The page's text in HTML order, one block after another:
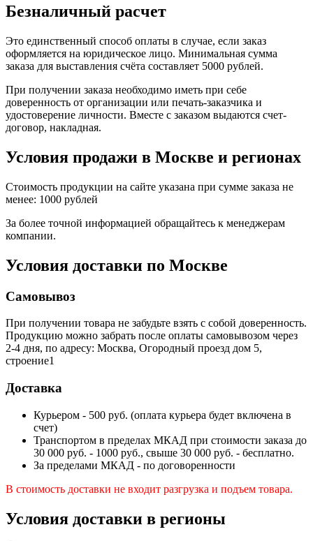
Безналичный расчет
Это единственный способ оплаты в случае, если заказ
оформляется на юридическое лицо. Минимальная сумма
заказа для выставления счёта составляет 5000 рублей.
При получении заказа необходимо иметь при себе
доверенность от организации или печать-заказчика и
удостоверение личности. Вместе с заказом выдаются счет-
договор, накладная.
Условия продажи в Москве и регионах
Стоимость продукции на сайте указана при сумме заказа не
менее: 1000 рублей
За более точной информацией обращайтесь к менеджерам
компании.
Условия доставки по Москве
Самовывоз
При получении товара не забудьте взять с собой доверенность.
Продукцию можно забрать после оплаты самовывозом через
2-4 дня, по адресу: Москва, Огородный проезд дом 5,
строение1
Доставка
Курьером - 500 руб. (оплата курьера будет включена в
счет)
Транспортом в пределах МКАД при стоимости заказа до
30 000 руб. - 1000 руб., свыше 30 000 руб. - бесплатно.
За пределами МКАД - по договоренности
В стоимость доставки не входит разгрузка и подъем товара.
Условия доставки в регионы